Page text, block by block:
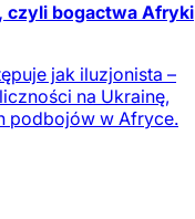
czyli bogactwa Afryki
jak iluzjonista –
na Ukrainę,
podbojów w Afryce.